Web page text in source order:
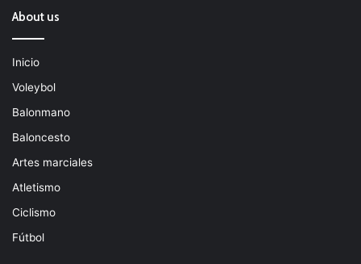
About us
Inicio
Voleybol
Balonmano
Baloncesto
Artes marciales
Atletismo
Ciclismo
Fútbol